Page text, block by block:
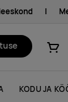
|
KODU JA